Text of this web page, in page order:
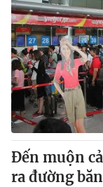
Đến muộn
ra đường